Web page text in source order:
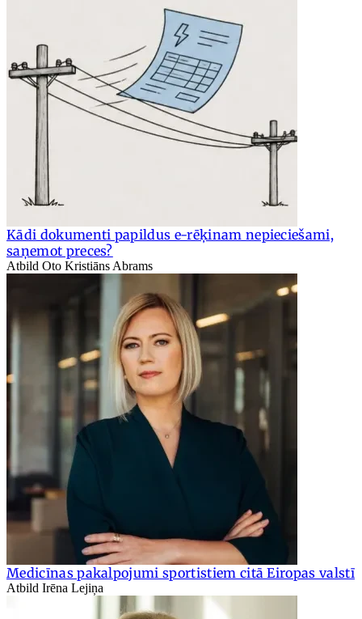
Kādi dokumenti papildus e-rēķinam nepieciešami,
saņemot preces?
Atbild Oto Kristiāns Abrams
Medicīnas pakalpojumi sportistiem citā Eiropas valstī
Atbild Irēna Lejiņa